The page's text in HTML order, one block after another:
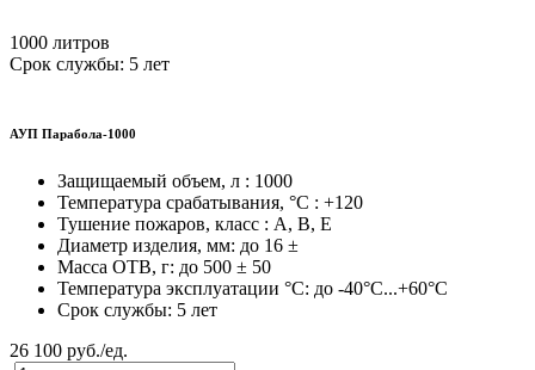
1000 литров
Срок службы: 5 лет
АУП Парабола-1000
Защищаемый объем, л : 1000
Температура срабатывания, °C : +120
Тушение пожаров, класс : A, B, E
Диаметр изделия, мм: до 16 ±
Масса ОТВ, г: до 500 ± 50
Температура эксплуатации °C: до -40°C...+60°C
Срок службы: 5 лет
26 100 руб./ед.